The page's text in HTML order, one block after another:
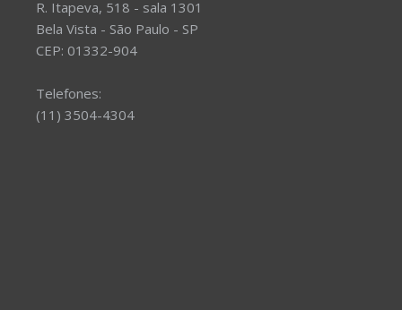
R. Itapeva, 518 - sala 1301
Bela Vista - São Paulo - SP
CEP: 01332-904
Telefones:
(11) 3504-4304